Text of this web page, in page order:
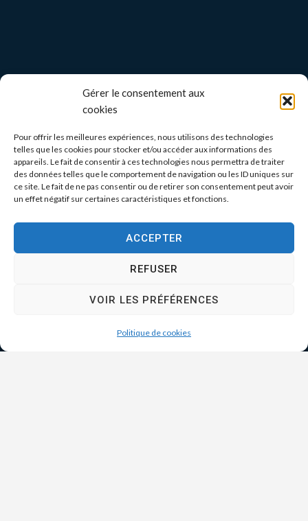
Gérer le consentement aux
cookies
Pour offrir les meilleures expériences, nous utilisons des technologies
telles que les cookies pour stocker et/ou accéder aux informations des
appareils. Le fait de consentir à ces technologies nous permettra de traiter
des données telles que le comportement de navigation ou les ID uniques sur
ce site. Le fait de ne pas consentir ou de retirer son consentement peut avoir
un effet négatif sur certaines caractéristiques et fonctions.
ACCEPTER
REFUSER
VOIR LES PRÉFÉRENCES
Politique de cookies